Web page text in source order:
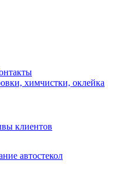
химчистки, оклейка
клиентов
автостекол